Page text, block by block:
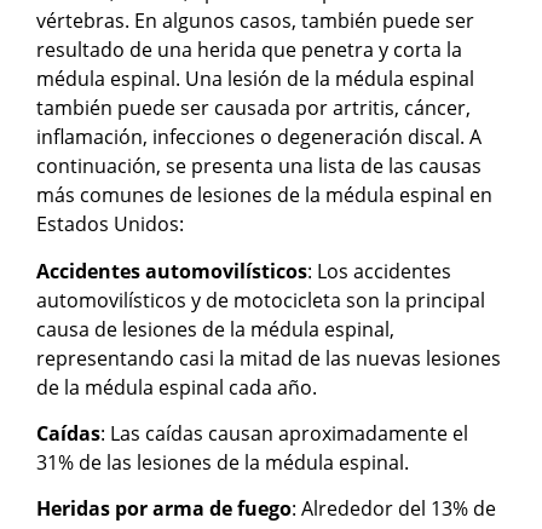
vértebras. En algunos casos, también puede ser
resultado de una herida que penetra y corta la
médula espinal. Una lesión de la médula espinal
también puede ser causada por artritis, cáncer,
inflamación, infecciones o degeneración discal. A
continuación, se presenta una lista de las causas
más comunes de lesiones de la médula espinal en
Estados Unidos:
Accidentes automovilísticos: Los accidentes
automovilísticos y de motocicleta son la principal
causa de lesiones de la médula espinal,
representando casi la mitad de las nuevas lesiones
de la médula espinal cada año.
Caídas: Las caídas causan aproximadamente el
31% de las lesiones de la médula espinal.
Heridas por arma de fuego: Alrededor del 13% de